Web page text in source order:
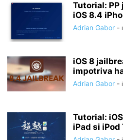
Tutorial: PP
iOS 8.4
Adrian Gabor -
iOS 8
impotriva
Adrian Gabor -
Tutorial:
iPad si